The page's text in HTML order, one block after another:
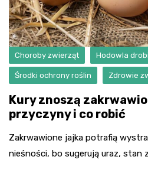
Choroby zwierząt Hodowla
Środki ochrony roślin Zdrowie
Kury znoszą
przyczyny i co robić
Zakrwa­wione jajka potrafią
nieśności, bo sugerują uraz, stan